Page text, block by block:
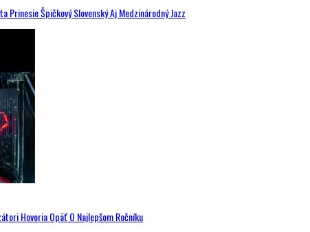
Prinesie Špičkový Slovenský Aj Medzinárodný Jazz
Hovoria Opäť O Najlepšom Ročníku